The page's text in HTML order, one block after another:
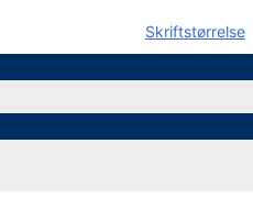
Skriftstørrelse